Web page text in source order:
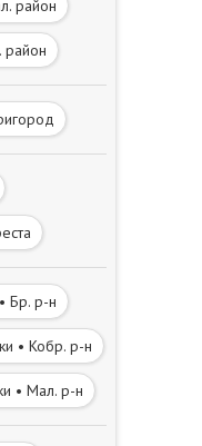
район
Бр. р-н
• Кобр. р-н
• Мал. р-н